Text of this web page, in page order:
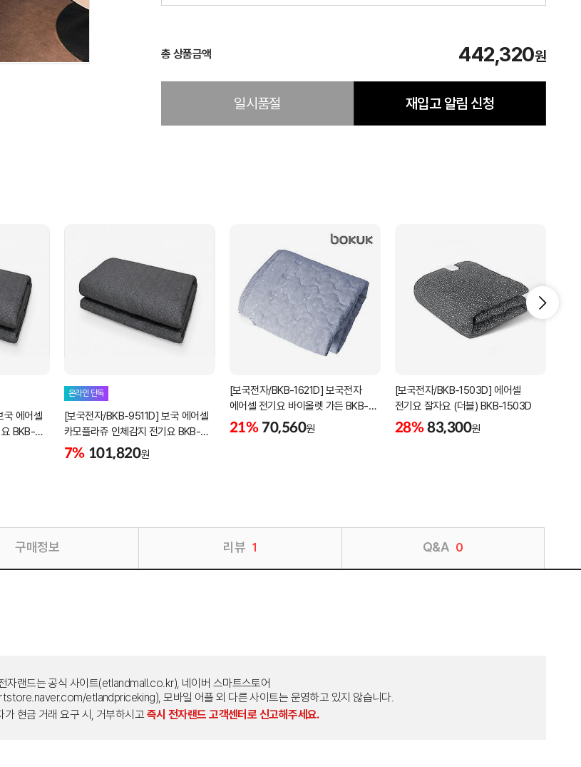
총 상품금액 442,320원
일시품절 재입고 알림 신청
국 에어셀
BKB-
온라인 단독
[보국전자/BKB-9511D] 보국 에어셀
카모플라쥬 인체감지 전기요 BKB-
9511D (더블)
7% 101,820원
[보국전자/BKB-1621D] 보국전자
에어셀 전기요 바이올렛 가든 BKB-
1621D (더블)
21% 70,560원
[보국전자/BKB-1503D] 에어셀
전기요 잘자요 (더블) BKB-1503D
28% 83,300원
구매정보 리뷰 1 Q&A 0
자랜드는 공식 사이트(etlandmall.co.kr), 네이버 스마트스토어
etlandpriceking), 모바일 어플 외 다른 사이트는 운영하고 있지 않습니다.
가 현금 거래 요구 시, 거부하시고 즉시 전자랜드 고객센터로 신고해주세요.